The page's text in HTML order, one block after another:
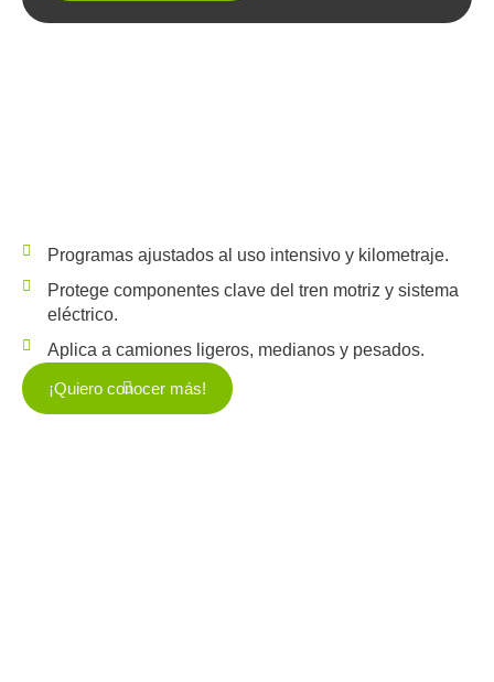
Programas ajustados al uso intensivo y kilometraje.
Protege componentes clave del tren motriz y sistema
eléctrico.
Aplica a camiones ligeros, medianos y pesados.
¡Quiero conocer más!